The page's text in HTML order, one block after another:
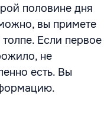
половине дня
вы примете
Если первое
не
есть. Вы